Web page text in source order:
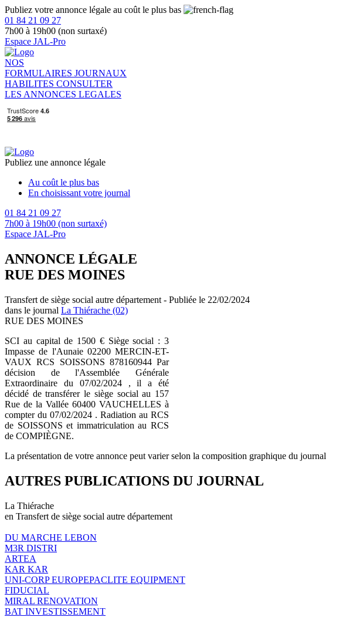
Publiez votre annonce légale au coût le plus bas
01 84 21 09 27
7h00 à 19h00 (non surtaxé)
Espace JAL-Pro
NOS
FORMULAIRES JOURNAUX
HABILITES CONSULTER
LES ANNONCES LEGALES
Publiez une annonce légale
Au coût le plus bas
En choisissant votre journal
01 84 21 09 27
7h00 à 19h00 (non surtaxé)
Espace JAL-Pro
ANNONCE LÉGALE
RUE DES MOINES
Transfert de siège social autre département - Publiée le 22/02/2024
dans le journal La Thiérache (02)
RUE DES MOINES
SCI au capital de 1500 € Siège social : 3
Impasse de l'Aunaie 02200 MERCIN-ET-
VAUX RCS SOISSONS 878160944 Par
décision de l'Assemblée Générale
Extraordinaire du 07/02/2024 , il a été
décidé de transférer le siège social au 157
Rue de la Vallée 60400 VAUCHELLES à
compter du 07/02/2024 . Radiation au RCS
de SOISSONS et immatriculation au RCS
de COMPIÈGNE.
La présentation de votre annonce peut varier selon la composition graphique du journal
AUTRES PUBLICATIONS DU JOURNAL
La Thiérache
en Transfert de siège social autre département
DU MARCHE LEBON
M3R DISTRI
ARTEA
KAR KAR
UNI-CORP EUROPEPACLITE EQUIPMENT
FIDUCIAL
MIRAL RENOVATION
BAT INVESTISSEMENT